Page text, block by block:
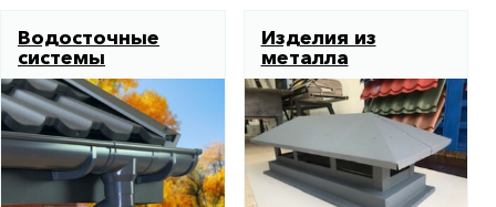
Водосточные
системы
Изделия из
металла